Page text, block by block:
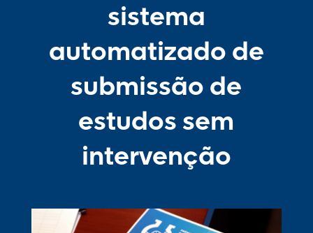
sistema
automatizado de
submissão de
estudos sem
intervenção